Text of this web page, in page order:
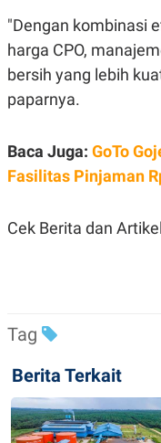
N
E
T
A
K
M
T
E
A
E
V
R
S
E
I
A
.
I
D
"Dengan kombinasi
harga CPO,
bersih yang lebih
paparnya.
Baca Juga: GoTo
Fasilitas Pinjaman
Cek Berita dan
Tag
Berita Terkait